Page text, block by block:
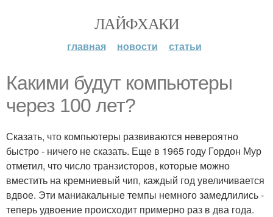
ЛАЙФХАКИ
главная новости статьи
Какими будут компьютеры
через 100 лет?
Сказать, что компьютеры развиваются невероятно
быстро - ничего не сказать. Еще в 1965 году Гордон Мур
отметил, что число транзисторов, которые можно
вместить на кремниевый чип, каждый год увеличивается
вдвое. Эти маниакальные темпы немного замедлились -
теперь удвоение происходит примерно раз в два года.